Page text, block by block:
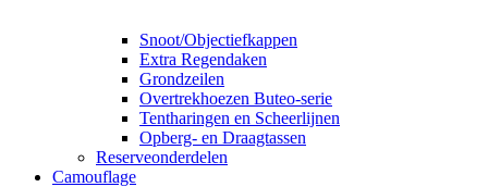
Snoot/Objectiefkappen
Extra Regendaken
Grondzeilen
Overtrekhoezen Buteo-serie
Tentharingen en Scheerlijnen
Opberg- en Draagtassen
Reserveonderdelen
Camouflage